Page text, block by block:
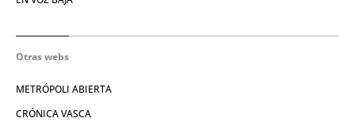
Otras webs
METRÓPOLI ABIERTA
CRÓNICA VASCA